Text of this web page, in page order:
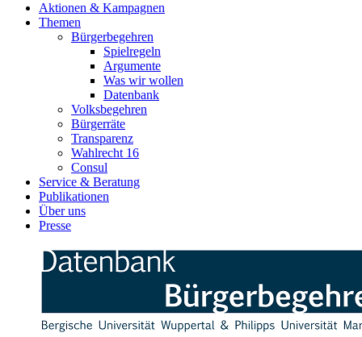
Aktionen & Kampagnen
Themen
Bürgerbegehren
Spielregeln
Argumente
Was wir wollen
Datenbank
Volksbegehren
Bürgerräte
Transparenz
Wahlrecht 16
Consul
Service & Beratung
Publikationen
Über uns
Presse